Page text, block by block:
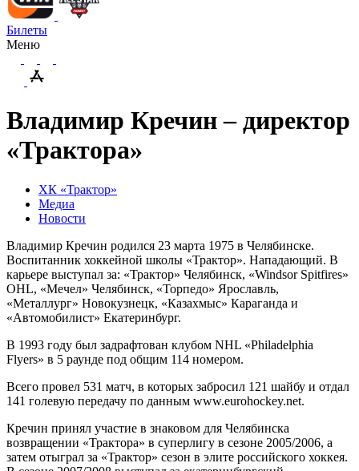
Билеты
Меню
Владимир Кречин – директор
«Трактора»
ХК «Трактор»
Медиа
Новости
Владимир Кречин родился 23 марта 1975 в Челябинске.
Воспитанник хоккейной школы «Трактор». Нападающий. В
карьере выступал за: «Трактор» Челябинск, «Windsor Spitfires»
OHL, «Мечел» Челябинск, «Торпедо» Ярославль,
«Металлург» Новокузнецк, «Казахмыс» Караганда и
«Автомобилист» Екатеринбург.
В 1993 году был задрафтован клубом NHL «Philadelphia
Flyers» в 5 раунде под общим 114 номером.
Всего провел 531 матч, в которых забросил 121 шайбу и отдал
141 голевую передачу по данным www.eurohockey.net.
Кречин принял участие в знаковом для Челябинска
возвращении «Трактора» в суперлигу в сезоне 2005/2006, а
затем отыграл за «Трактор» сезон в элите российского хоккея.